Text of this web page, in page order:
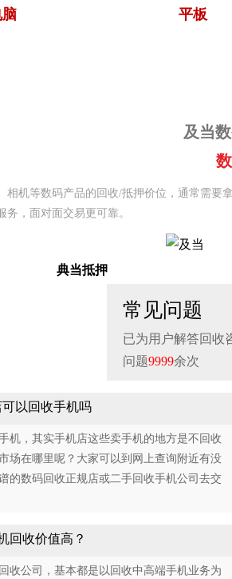
脑 平板
及当
相机等数码产品的回收/抵押价位，通常需要
，面对面交易更可靠。
典当抵押
常见问题
已为用户解答回收
问题9999余次
以回收手机吗
机，其实手机店这些卖手机的地方是不回收
场在哪里呢？大家可以到网上查询附近有没
的数码回收正规店或二手回收手机公司去交
回收价值高？
收公司，基本都是以回收中高端手机业务为